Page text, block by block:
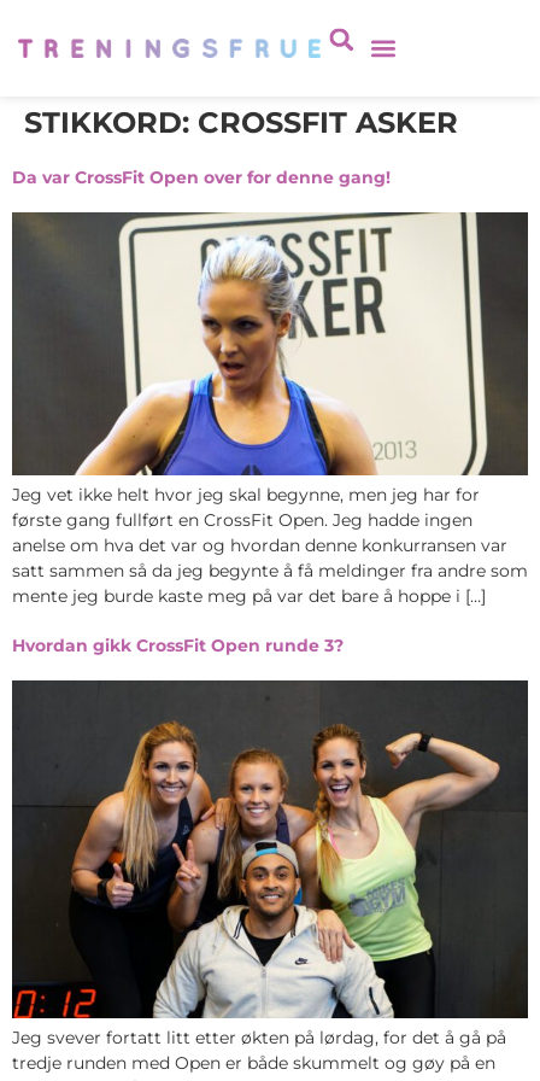
STIKKORD: CROSSFIT ASKER
Da var CrossFit Open over for denne gang!
Jeg vet ikke helt hvor jeg skal begynne, men jeg har for
første gang fullført en CrossFit Open. Jeg hadde ingen
anelse om hva det var og hvordan denne konkurransen var
satt sammen så da jeg begynte å få meldinger fra andre som
mente jeg burde kaste meg på var det bare å hoppe i […]
Hvordan gikk CrossFit Open runde 3?
Jeg svever fortatt litt etter økten på lørdag, for det å gå på
tredje runden med Open er både skummelt og gøy på en